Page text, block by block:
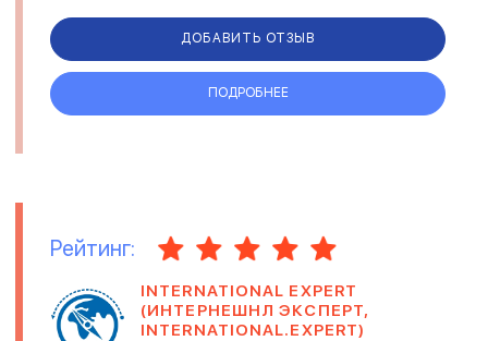
ДОБАВИТЬ ОТЗЫВ
ПОДРОБНЕЕ
Рейтинг:
INTERNATIONAL EXPERT
(ИНТЕРНЕШНЛ ЭКСПЕРТ,
INTERNATIONAL.EXPERT)